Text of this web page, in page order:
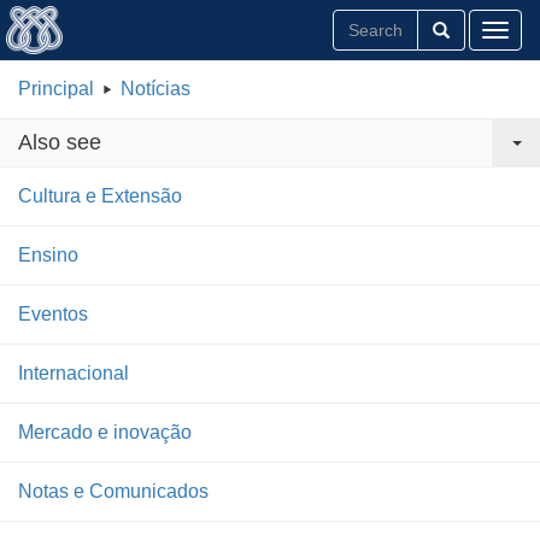
Principal Notícias
Also see
Cultura e Extensão
Ensino
Eventos
Internacional
Mercado e inovação
Notas e Comunicados